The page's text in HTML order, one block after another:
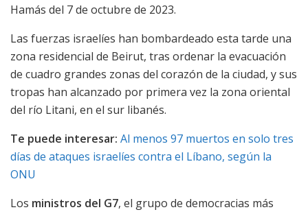
Hamás del 7 de octubre de 2023.
Las fuerzas israelíes han bombardeado esta tarde una
zona residencial de Beirut, tras ordenar la evacuación
de cuadro grandes zonas del corazón de la ciudad, y sus
tropas han alcanzado por primera vez la zona oriental
del río Litani, en el sur libanés.
Te puede interesar: Al menos 97 muertos en solo tres
días de ataques israelíes contra el Líbano, según la
ONU
Los ministros del G7, el grupo de democracias más